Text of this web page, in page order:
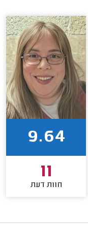
9.64
11
חוות דעת